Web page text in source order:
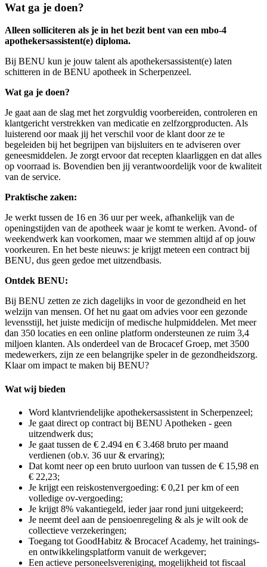
Wat ga je doen?
Alleen solliciteren als je in het bezit bent van een mbo-4
apothekersassistent(e) diploma.
Bij BENU kun je jouw talent als apothekersassistent(e) laten
schitteren in de BENU apotheek in Scherpenzeel.
Wat ga je doen?
Je gaat aan de slag met het zorgvuldig voorbereiden, controleren en
klantgericht verstrekken van medicatie en zelfzorgproducten. Als
luisterend oor maak jij het verschil voor de klant door ze te
begeleiden bij het begrijpen van bijsluiters en te adviseren over
geneesmiddelen. Je zorgt ervoor dat recepten klaarliggen en dat alles
op voorraad is. Bovendien ben jij verantwoordelijk voor de kwaliteit
van de service.
Praktische zaken:
Je werkt tussen de 16 en 36 uur per week, afhankelijk van de
openingstijden van de apotheek waar je komt te werken. Avond- of
weekendwerk kan voorkomen, maar we stemmen altijd af op jouw
voorkeuren. En het beste nieuws: je krijgt meteen een contract bij
BENU, dus geen gedoe met uitzendbasis.
Ontdek BENU:
Bij BENU zetten ze zich dagelijks in voor de gezondheid en het
welzijn van mensen. Of het nu gaat om advies voor een gezonde
levensstijl, het juiste medicijn of medische hulpmiddelen. Met meer
dan 350 locaties en een online platform ondersteunen ze ruim 3,4
miljoen klanten. Als onderdeel van de Brocacef Groep, met 3500
medewerkers, zijn ze een belangrijke speler in de gezondheidszorg.
Klaar om impact te maken bij BENU?
Wat wij bieden
Word klantvriendelijke apothekersassistent in Scherpenzeel;
Je gaat direct op contract bij BENU Apotheken - geen
uitzendwerk dus;
Je gaat tussen de € 2.494 en € 3.468 bruto per maand
verdienen (ob.v. 36 uur & ervaring);
Dat komt neer op een bruto uurloon van tussen de € 15,98 en
€ 22,23;
Je krijgt een reiskostenvergoeding: € 0,21 per km of een
volledige ov-vergoeding;
Je krijgt 8% vakantiegeld, ieder jaar rond juni uitgekeerd;
Je neemt deel aan de pensioenregeling & als je wilt ook de
collectieve verzekeringen;
Toegang tot GoodHabitz & Brocacef Academy, het trainings-
en ontwikkelingsplatform vanuit de werkgever;
Een actieve personeelsvereniging, mogelijkheid tot fiscaal